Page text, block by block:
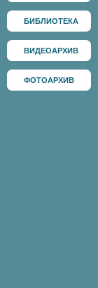
БИБЛИОТЕКА
ВИДЕОАРХИВ
ФОТОАРХИВ